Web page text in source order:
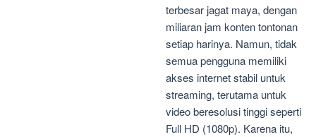
terbesar jagat maya, dengan
miliaran jam konten tontonan
setiap harinya. Namun, tidak
semua pengguna memiliki
akses internet stabil untuk
streaming, terutama untuk
video beresolusi tinggi seperti
Full HD (1080p). Karena itu,